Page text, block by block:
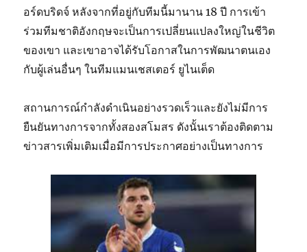
อร์ดบริดจ์ หลังจากที่อยู่กับทีมนี้มานาน 18 ปี การเข้า
ร่วมทีมชาติอังกฤษจะเป็นการเปลี่ยนแปลงใหญ่ในชีวิต
ของเขา และเขาอาจได้รับโอกาสในการพัฒนาตนเอง
กับผู้เล่นอื่นๆ ในทีมแมนเชสเตอร์ ยูไนเต็ด
สถานการณ์กำลังดำเนินอย่างรวดเร็วและยังไม่มีการ
ยืนยันทางการจากทั้งสองสโมสร ดังนั้นเราต้องติดตาม
ข่าวสารเพิ่มเติมเมื่อมีการประกาศอย่างเป็นทางการ